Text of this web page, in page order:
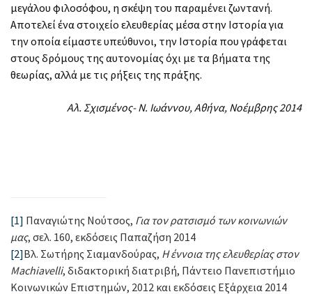
μεγάλου φιλοσόφου, η σκέψη του παραμένει ζωντανή.
Αποτελεί ένα στοιχείο ελευθερίας μέσα στην Ιστορία για
την οποία είμαστε υπεύθυνοι, την Ιστορία που γράφεται
στους δρόμους της αυτονομίας όχι με τα βήματα της
θεωρίας, αλλά με τις ρήξεις της πράξης.
Αλ. Σχισμένος- Ν. Ιωάννου, Αθήνα, Νοέμβρης 2014
[1] Παναγιώτης Νούτσος, Για τον ρατσισμό των κοινωνιών
μας, σελ. 160, εκδόσεις Παπαζήση 2014
[2]Βλ. Σωτήρης Σιαμανδούρας, Η έννοια της ελευθερίας στον
Machiavelli, διδακτορική διατριβή, Πάντειο Πανεπιστήμιο
Κοινωνικών Επιστημών, 2012 και εκδόσεις Εξάρχεια 2014